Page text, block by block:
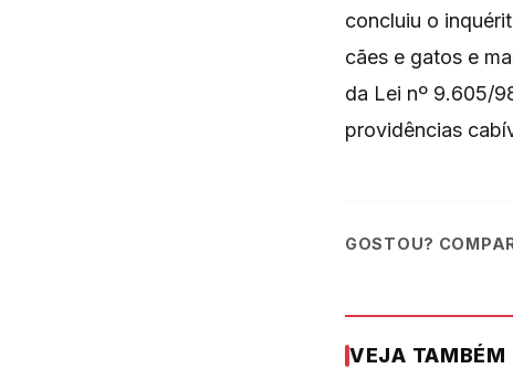
concluiu o
cães e gatos e
da Lei nº 9.605/
providências
GOSTOU?
VEJA TAMBÉM